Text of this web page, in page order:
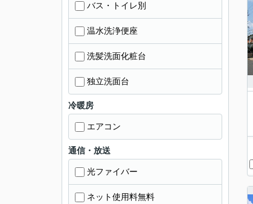
バス・トイレ別
温水洗浄便座
洗髪洗面化粧台
独立洗面台
冷暖房
エアコン
通信・放送
光ファイバー
ネット使用料無料